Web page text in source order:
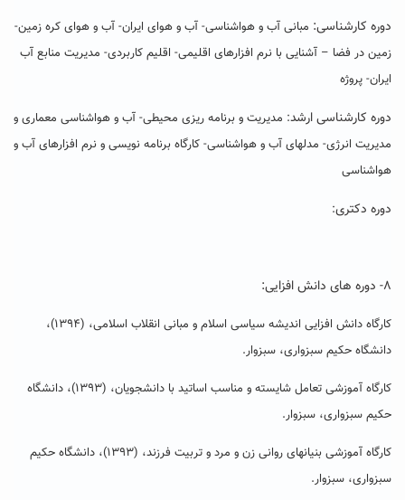
دوره کارشناسی: مبانی آب و هواشناسی- آب و هوای ایران- آب و هوای کره زمین-
زمین در فضا – آشنایی با نرم افزارهای اقلیمی- اقلیم کاربردی- مدیریت منابع آب
ایران- پروژه
دوره کارشناسی ارشد: مدیریت و برنامه ریزی محیطی- آب و هواشناسی معماری و
مدیریت انرژی- مدلهای آب و هواشناسی- کارگاه برنامه نویسی و نرم افزارهای آب و
هواشناسی
دوره دکتری:
۸- دوره های دانش افزایی:
کارگاه دانش افزایی اندیشه سیاسی اسلام و مبانی انقلاب اسلامی، (۱۳۹۴)،
دانشگاه حکیم سبزواری، سبزوار.
کارگاه آموزشی تعامل شایسته و مناسب اساتید با دانشجویان، (۱۳۹۳)، دانشگاه
حکیم سبزواری، سبزوار.
کارگاه آموزشی بنیانهای روانی زن و مرد و تربیت فرزند، (۱۳۹۳)، دانشگاه حکیم
سبزواری، سبزوار.